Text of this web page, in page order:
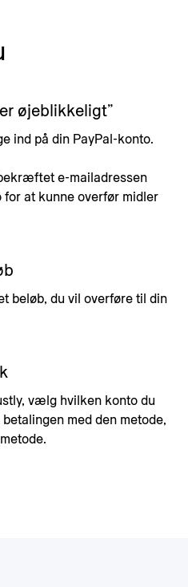
øjeblikkeligt”
ind på din PayPal-konto.
e-mailadressen
at kunne overfør midler
beløb, du vil overføre til din
vælg hvilken konto du
med den metode,